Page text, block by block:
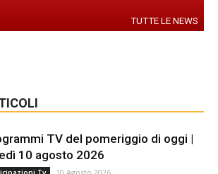
TUTTE LE NEWS
TV del pomeriggio di oggi |
10 agosto 2026